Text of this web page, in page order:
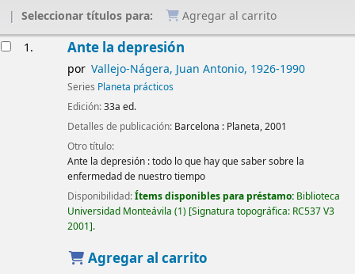
Seleccionar títulos para:
Agregar al carrito
1. Ante la depresión
por Vallejo-Nágera, Juan Antonio, 1926-1990
Series Planeta prácticos
Edición:33a ed.
Detalles de publicación: Barcelona : Planeta,2001
Otro título:
Ante la depresión : todo lo que hay que saber sobre la
enfermedad de nuestro tiempo
Disponibilidad:Ítems disponibles para préstamo: Biblioteca
Universidad Monteávila (1) Signatura topográfica: RC537 V3
2001 .
Agregar al carrito